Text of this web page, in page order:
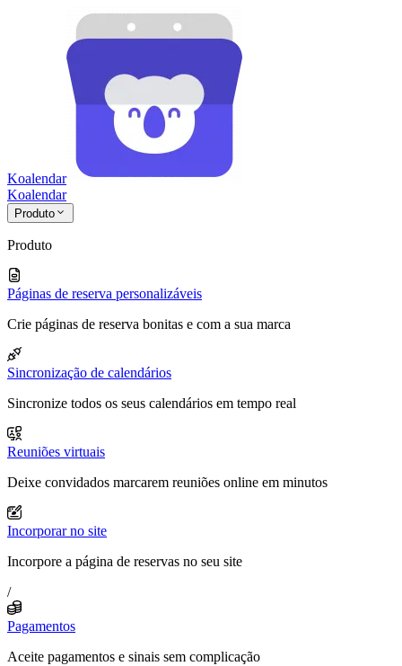
Koalendar
Koalendar
Produto
Produto
Páginas de reserva personalizáveis
Crie páginas de reserva bonitas e com a sua marca
Sincronização de calendários
Sincronize todos os seus calendários em tempo real
Reuniões virtuais
Deixe convidados marcarem reuniões online em minutos
Incorporar no site
Incorpore a página de reservas no seu site
/
Pagamentos
Aceite pagamentos e sinais sem complicação